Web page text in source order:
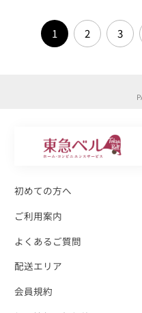
1 2 3
初めての方へ
ご利用案内
よくあるご質問
配送エリア
会員規約